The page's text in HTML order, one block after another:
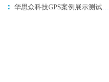
华思众科技GPS案例展示测试文章www.le